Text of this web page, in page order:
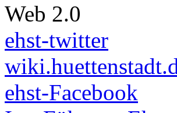
Web 2.0
ehst-twitter
ehst-Facebook